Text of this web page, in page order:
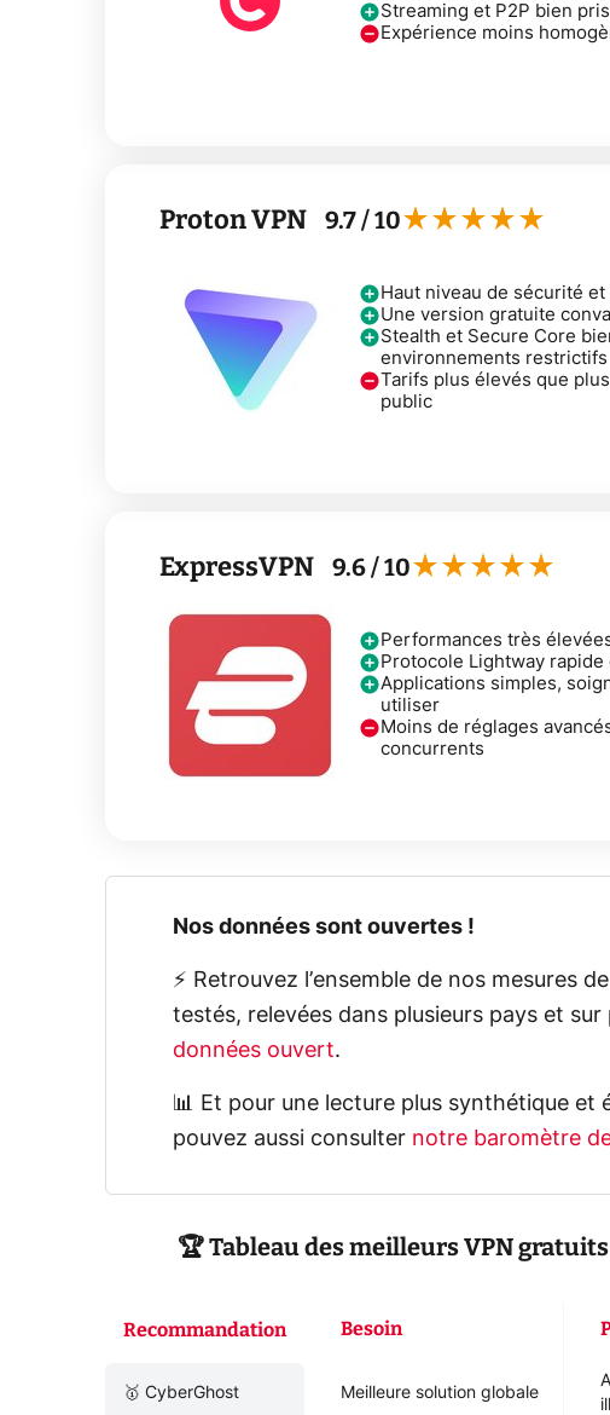
Streaming et P2P bien
Expérience moins
Proton VPN 9.7/ 10
Haut niveau de sécurité
Une version gratuite
Stealth et Secure Core
environnements restrictifs
Tarifs plus élevés que
public
ExpressVPN 9.6/ 10
Performances très
Protocole Lightway
Applications simples,
utiliser
Moins de réglages
concurrents
Nos données sont ouvertes !
⚡ Retrouvez l’ensemble de nos mesures
testés, relevées dans plusieurs pays et sur
données ouvert.
📊 Et pour une lecture plus synthétique et
pouvez aussi consulter notre baromètre
🏆 Tableau des meilleurs VPN
Recommandation Besoin
🥇 CyberGhost Meilleure solution globale